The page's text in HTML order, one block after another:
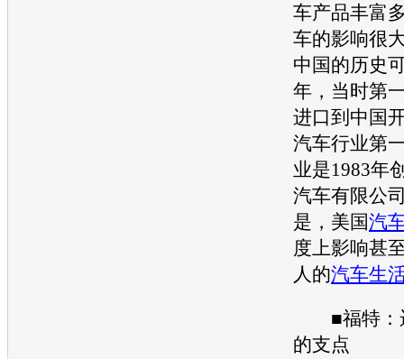
车产品丰富
车的影响很
中国的历史
年，当时第
进口到中国
汽车行业第
业是1983年
汽车有限公
是，美国汽
度上影响甚
人的汽车生
■福特
的支点